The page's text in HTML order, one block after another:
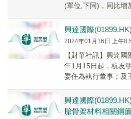
(單位,下同)，同比增
興達國際
2024年01月16日 上午
【財華社訊】興達
年1月15日起，杭友
委任為執行董事；及
興達國際
胎骨架材料相關鋼